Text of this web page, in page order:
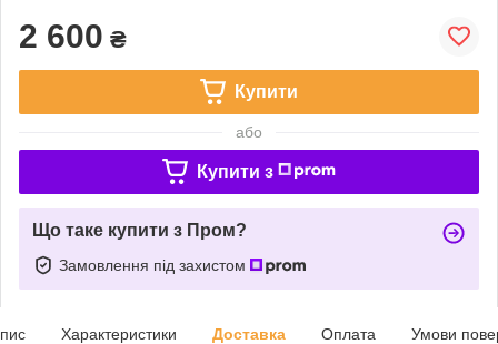
2 600 ₴
Купити
або
Купити з
Що таке купити з Пром?
Замовлення під захистом
Характеристики Доставка Оплата Умови